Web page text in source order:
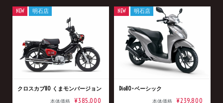
クロスカブ110 くまモンバージョン
本体価格 ¥385,000
NEW 明石店
Dio110･ベーシック
本体価格 ¥239,800
NEW 明石店